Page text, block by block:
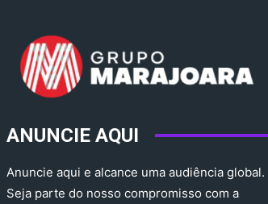
ANUNCIE AQUI
Anuncie aqui e alcance uma audiência global.
Seja parte do nosso compromisso com a